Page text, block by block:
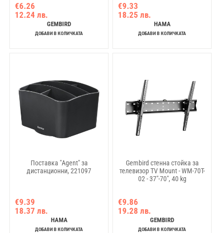
€6.26
12.24 лв.
GEMBIRD
ДОБАВИ В КОЛИЧКАТА
€9.33
18.25 лв.
HAMA
ДОБАВИ В КОЛИЧКАТА
Поставка "Agent" за
дистанционни, 221097
€9.39
18.37 лв.
HAMA
ДОБАВИ В КОЛИЧКАТА
Gembird стенна стойка за
телевизор TV Mount - WM-70T-
02 - 37"-70", 40 kg
€9.86
19.28 лв.
GEMBIRD
ДОБАВИ В КОЛИЧКАТА